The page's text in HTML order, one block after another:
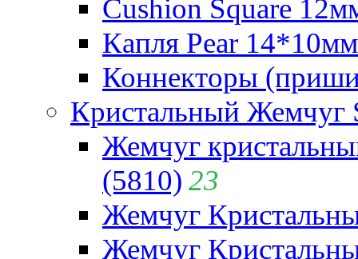
Cushion Square
Капля Pear
Коннекторы
Кристальный Жемчуг
Жемчуг
(5810) 23
Жемчуг
Жемчуг